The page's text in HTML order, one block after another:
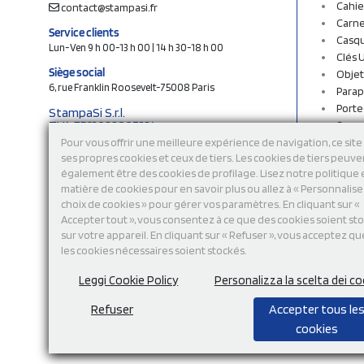
Pour vous offrir une meilleure expérience de navigation, ce
ses propres cookies et ceux de tiers. Les cookies de tiers
également être des cookies de profilage. Lisez notre politique
matière de cookies pour en savoir plus ou allez à «
choix de cookies » pour gérer vos paramètres. En cliquant sur «
Accepter tout », vous consentez à ce que des cookies soient
sur votre appareil. En cliquant sur « Refuser », vous acceptez
les cookies nécessaires soient stockés.
Leggi Cookie Policy Personalizza la scelta dei
Refuser
Accepter tous les
cookies
contact@stampasi.fr
Service clients
Lun-Ven 9 h 00-13 h 00 | 14 h 30-18 h 00
Siège social
6, rue Franklin Roosevelt-75008 Paris
StampaSi S.r.l.
TVA FR13922807334
N° Rea MI-2110632
Capital social € 250.000 i.v.
Découvrez notre catalogue en ligne
Clés
Sac
Sac
Sacs
Sacs
Stylo
T-
Modalité depaiement